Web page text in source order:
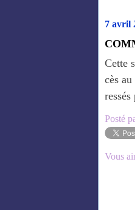
7 avril
Cette
cès
Posté
Vous